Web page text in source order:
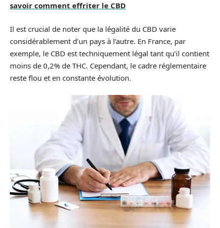
savoir comment effriter le CBD
Il est crucial de noter que la légalité du CBD varie
considérablement d’un pays à l’autre. En France, par
exemple, le CBD est techniquement légal tant qu’il contient
moins de 0,2% de THC. Cependant, le cadre réglementaire
reste flou et en constante évolution.